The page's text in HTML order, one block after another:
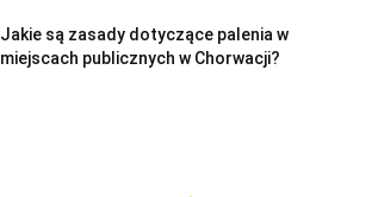
Jakie są zasady dotyczące palenia w
miejscach publicznych w Chorwacji?